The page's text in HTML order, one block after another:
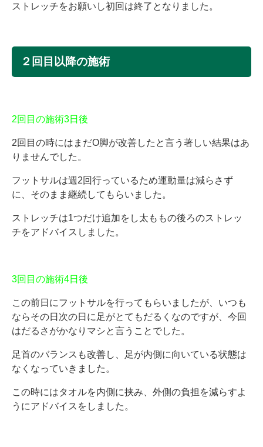
ストレッチをお願いし初回は終了となりました。
２回目以降の施術
2回目の施術3日後
2回目の時にはまだO脚が改善したと言う著しい結果はあ
りませんでした。
フットサルは週2回行っているため運動量は減らさず
に、そのまま継続してもらいました。
ストレッチは1つだけ追加をし太ももの後ろのストレッ
チをアドバイスしました。
3回目の施術4日後
この前日にフットサルを行ってもらいましたが、いつも
ならその日次の日に足がとてもだるくなのですが、今回
はだるさがかなりマシと言うことでした。
足首のバランスも改善し、足が内側に向いている状態は
なくなっていきました。
この時にはタオルを内側に挟み、外側の負担を減らすよ
うにアドバイスをしました。